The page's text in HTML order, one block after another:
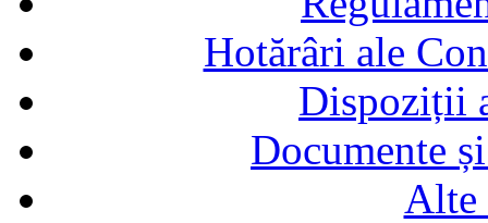
Hotărâri ale
Dispoziții
Documente
Alte